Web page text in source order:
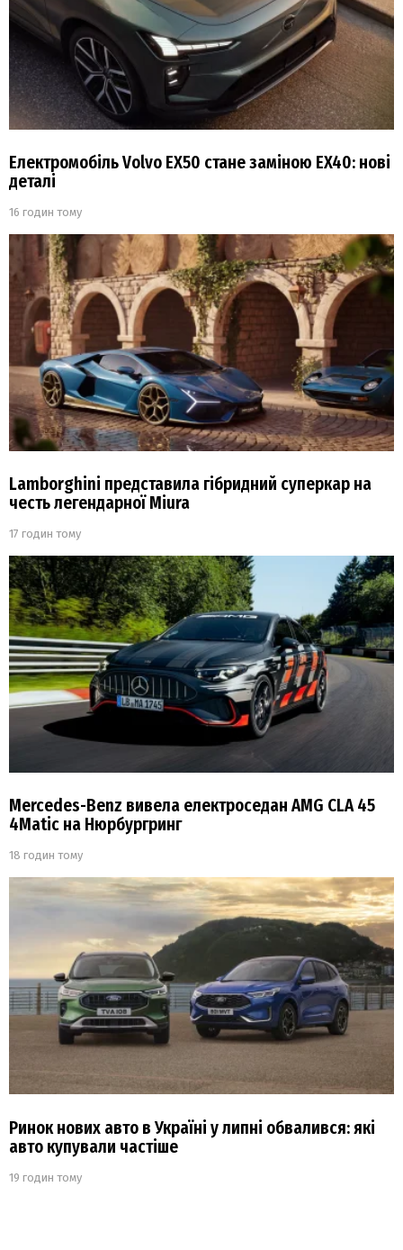
Електромобіль Volvo EX50 стане заміною EX40: нові
деталі
16 годин тому
Lamborghini представила гібридний суперкар на
честь легендарної Miura
17 годин тому
Mercedes-Benz вивела електроседан AMG CLA 45
4Matic на Нюрбургринг
18 годин тому
Ринок нових авто в Україні у липні обвалився: які
авто купували частіше
19 годин тому